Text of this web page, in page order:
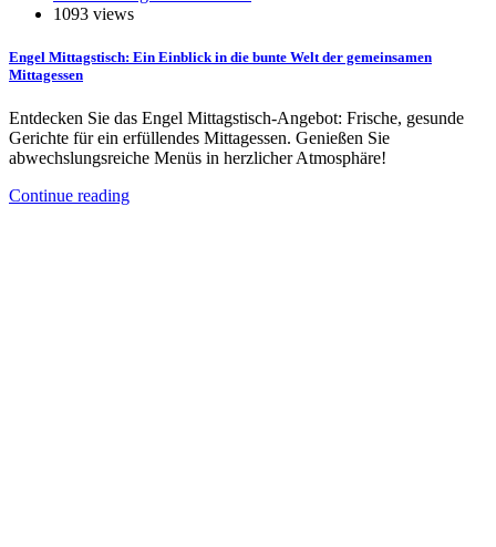
1093 views
Engel Mittagstisch: Ein Einblick in die bunte Welt der gemeinsamen
Mittagessen
Entdecken Sie das Engel Mittagstisch-Angebot: Frische, gesunde
Gerichte für ein erfüllendes Mittagessen. Genießen Sie
abwechslungsreiche Menüs in herzlicher Atmosphäre!
Continue reading